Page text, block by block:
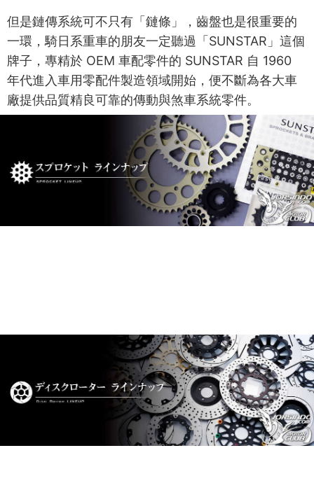
但是鏈傳系統可不只有「鏈條」，齒盤也是很重要的
一環，騎日系重車的朋友一定聽過「SUNSTAR」這個
牌子，專精於 OEM 車配零件的 SUNSTAR 自 1960
年代進入車用零配件製造領域開始，便不斷為各大車
廠提供品質精良可靠的傳動與煞車系統零件。